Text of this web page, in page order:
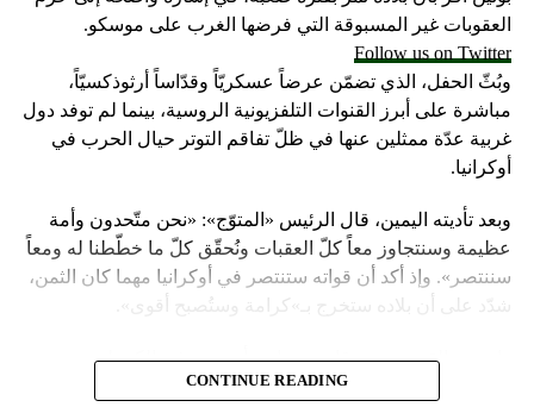
العقوبات غير المسبوقة التي فرضها الغرب على موسكو.
Follow us on Twitter
وبُثّ الحفل، الذي تضمّن عرضاً عسكريّاً وقدّاساً أرثوذكسيّاً،
مباشرة على أبرز القنوات التلفزيونية الروسية، بينما لم توفد دول
غربية عدّة ممثلين عنها في ظلّ تفاقم التوتر حيال الحرب في
أوكرانيا.
وبعد تأديته اليمين، قال الرئيس «المتوّج»: «نحن متّحدون وأمة
عظيمة وسنتجاوز معاً كلّ العقبات ونُحقّق كلّ ما خطّطنا له ومعاً
سننتصر». وإذ أكد أن قواته ستنتصر في أوكرانيا مهما كان الثمن،
شدّد على أن بلاده ستخرج بـ»كرامة وستُصبح أقوى».
واعتبر «القيصر» من قاعة «سانت أندروز» في الكرملين، حيث
استُقبل بتصفيق حار من المسؤولين الروس وأبرز الشخصيات
CONTINUE READING